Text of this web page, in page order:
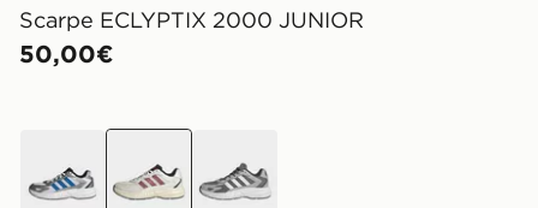
Scarpe ECLYPTIX 2000 JUNIOR
50,00€